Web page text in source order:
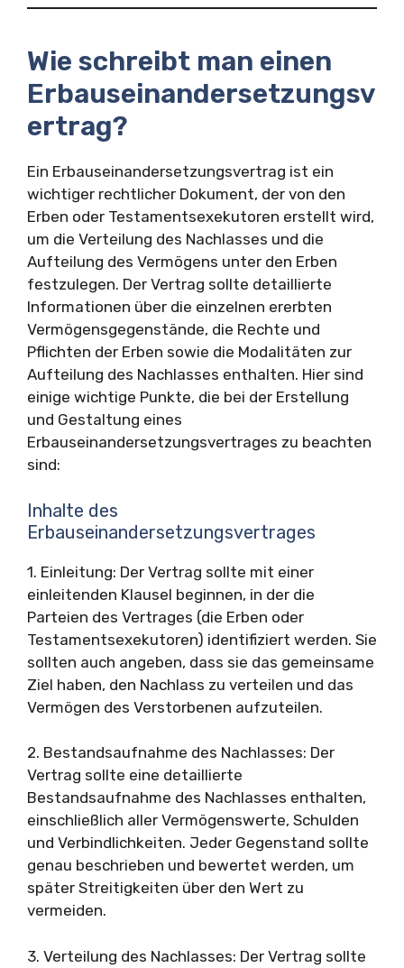
Wie schreibt man einen
Erbauseinandersetzungsv
ertrag?
Ein Erbauseinandersetzungsvertrag ist ein
wichtiger rechtlicher Dokument, der von den
Erben oder Testamentsexekutoren erstellt wird,
um die Verteilung des Nachlasses und die
Aufteilung des Vermögens unter den Erben
festzulegen. Der Vertrag sollte detaillierte
Informationen über die einzelnen ererbten
Vermögensgegenstände, die Rechte und
Pflichten der Erben sowie die Modalitäten zur
Aufteilung des Nachlasses enthalten. Hier sind
einige wichtige Punkte, die bei der Erstellung
und Gestaltung eines
Erbauseinandersetzungsvertrages zu beachten
sind:
Inhalte des
Erbauseinandersetzungsvertrages
1. Einleitung: Der Vertrag sollte mit einer
einleitenden Klausel beginnen, in der die
Parteien des Vertrages (die Erben oder
Testamentsexekutoren) identifiziert werden. Sie
sollten auch angeben, dass sie das gemeinsame
Ziel haben, den Nachlass zu verteilen und das
Vermögen des Verstorbenen aufzuteilen.
2. Bestandsaufnahme des Nachlasses: Der
Vertrag sollte eine detaillierte
Bestandsaufnahme des Nachlasses enthalten,
einschließlich aller Vermögenswerte, Schulden
und Verbindlichkeiten. Jeder Gegenstand sollte
genau beschrieben und bewertet werden, um
später Streitigkeiten über den Wert zu
vermeiden.
3. Verteilung des Nachlasses: Der Vertrag sollte